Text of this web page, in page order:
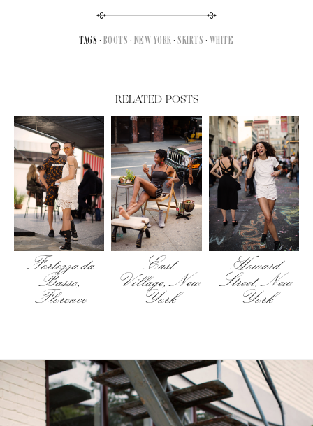
TAGS · BOOTS · NEW YORK ·SKIRTS · WHITE
RELATED POSTS
Fortezza da
Basso,
Florence
East
Village, New
York
Howard
Street, New
York